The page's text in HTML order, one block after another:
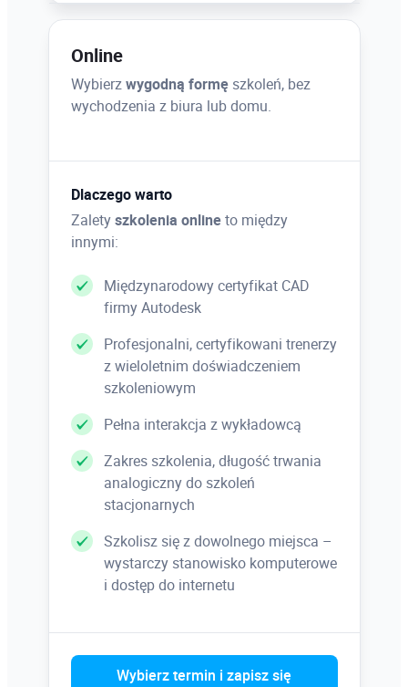
Online
Wybierzwygodną formęszkoleń, bez
wychodzenia z biura lub domu.
Dlaczego warto
Zaletyszkolenia onlineto między
innymi:
Międzynarodowy certyfikat CAD
firmy Autodesk
Profesjonalni, certyfikowani trenerzy
z wieloletnim doświadczeniem
szkoleniowym
Pełna interakcja z wykładowcą
Zakres szkolenia, długość trwania
analogiczny do szkoleń
stacjonarnych
Szkolisz się z dowolnego miejsca –
wystarczy stanowisko komputerowe
i dostęp do internetu
Wybierz termin i zapisz się